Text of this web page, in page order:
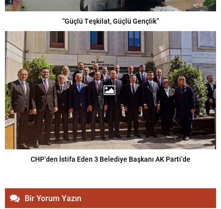
“Güçlü Teşkilat, Güçlü Gençlik”
CHP’den İstifa Eden 3 Belediye Başkanı AK Parti’de
Bir Yorum Yazın